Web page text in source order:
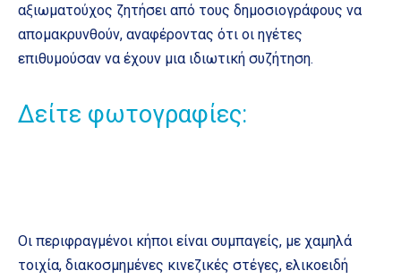
αξιωματούχος ζητήσει από τους δημοσιογράφους να
απομακρυνθούν, αναφέροντας ότι οι ηγέτες
επιθυμούσαν να έχουν μια ιδιωτική συζήτηση.
Δείτε φωτογραφίες:
Οι περιφραγμένοι κήποι είναι συμπαγείς, με χαμηλά
τοιχία, διακοσμημένες κινεζικές στέγες, ελικοειδή